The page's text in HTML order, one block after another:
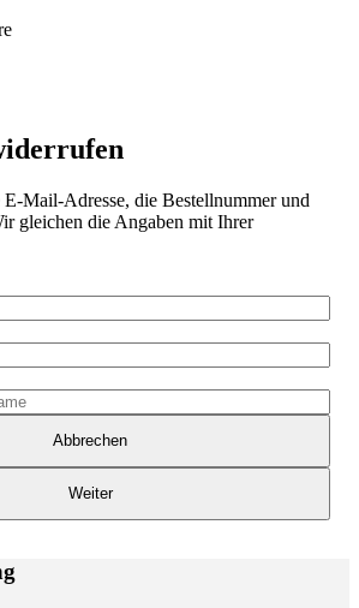
Mail-Adresse, die Bestellnummer und
gleichen die Angaben mit Ihrer
Abbrechen
Weiter